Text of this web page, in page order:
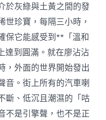
於灰綠與土黃之間的發
世珍寶，每隔三小時，
保它能感受到**「溫和
達到圓滿。就在廖沾沾
，外面的世界開始發出
音。街上所有的汽車喇
斷、低沉且潮濕的「咕
是引擎聲，也不是正